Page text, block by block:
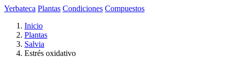
Yerbateca Plantas Condiciones Compuestos
Inicio
Plantas
Salvia
Estrés oxidativo